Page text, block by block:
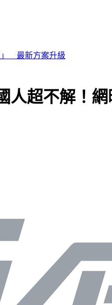
天曾入園 恐暴露風險
人超不解！